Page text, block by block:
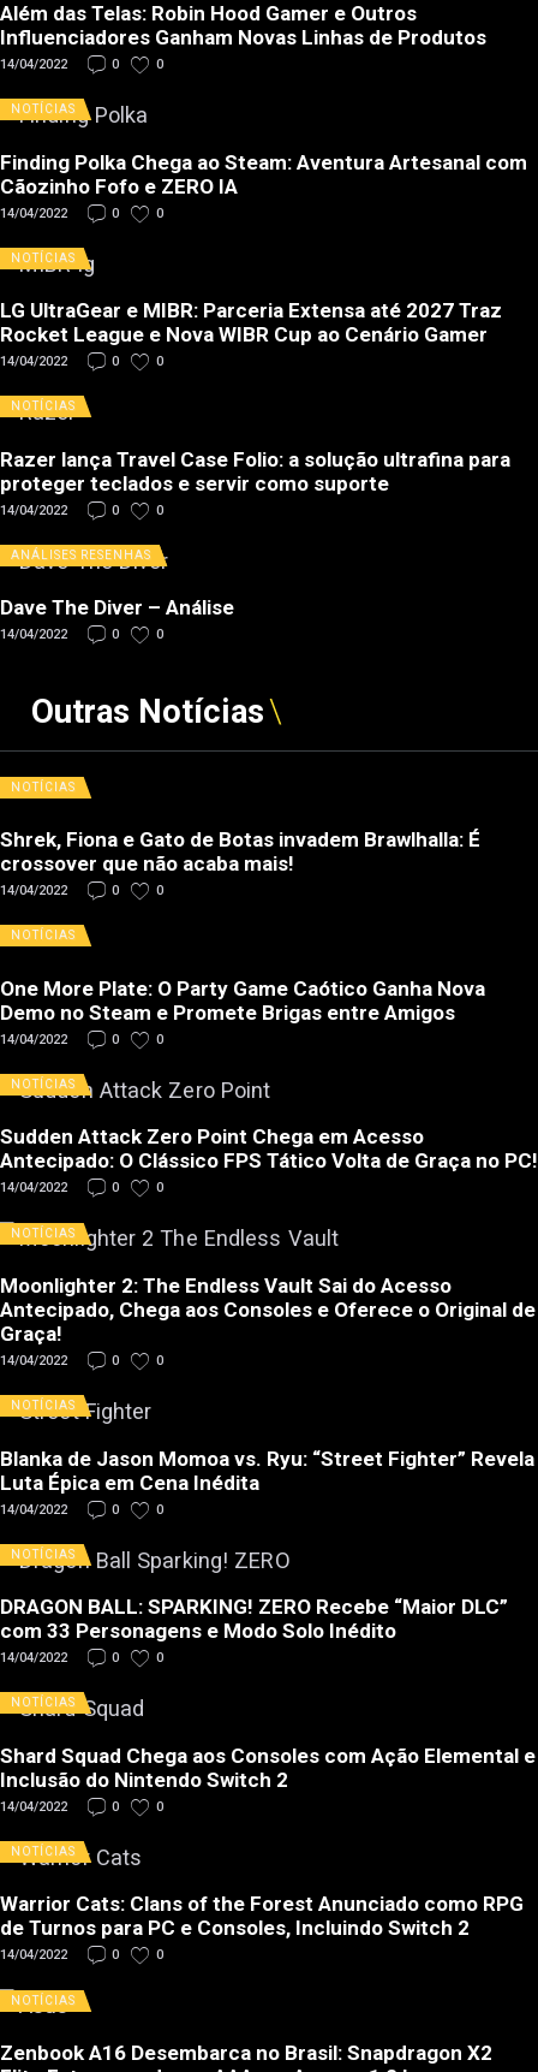
Além das Telas: Robin Hood Gamer e Outros
Influenciadores Ganham Novas Linhas de Produtos
14/04/2022 0 0
NOTÍCIAS
Finding Polka Chega ao Steam: Aventura Artesanal com
Cãozinho Fofo e ZERO IA
14/04/2022 0 0
NOTÍCIAS
LG UltraGear e MIBR: Parceria Extensa até 2027 Traz
Rocket League e Nova WIBR Cup ao Cenário Gamer
14/04/2022 0 0
NOTÍCIAS
Razer lança Travel Case Folio: a solução ultrafina para
proteger teclados e servir como suporte
14/04/2022 0 0
ANÁLISES RESENHAS
Dave The Diver – Análise
14/04/2022 0 0
Outras Notícias
NOTÍCIAS
Shrek, Fiona e Gato de Botas invadem Brawlhalla: É
crossover que não acaba mais!
14/04/2022 0 0
NOTÍCIAS
One More Plate: O Party Game Caótico Ganha Nova
Demo no Steam e Promete Brigas entre Amigos
14/04/2022 0 0
NOTÍCIAS
Sudden Attack Zero Point Chega em Acesso
Antecipado: O Clássico FPS Tático Volta de Graça no PC!
14/04/2022 0 0
NOTÍCIAS
Moonlighter 2: The Endless Vault Sai do Acesso
Antecipado, Chega aos Consoles e Oferece o Original de
Graça!
14/04/2022 0 0
NOTÍCIAS
Blanka de Jason Momoa vs. Ryu: “Street Fighter” Revela
Luta Épica em Cena Inédita
14/04/2022 0 0
NOTÍCIAS
DRAGON BALL: SPARKING! ZERO Recebe “Maior DLC”
com 33 Personagens e Modo Solo Inédito
14/04/2022 0 0
NOTÍCIAS
Shard Squad Chega aos Consoles com Ação Elemental e
Inclusão do Nintendo Switch 2
14/04/2022 0 0
NOTÍCIAS
Warrior Cats: Clans of the Forest Anunciado como RPG
de Turnos para PC e Consoles, Incluindo Switch 2
14/04/2022 0 0
NOTÍCIAS
Zenbook A16 Desembarca no Brasil: Snapdragon X2